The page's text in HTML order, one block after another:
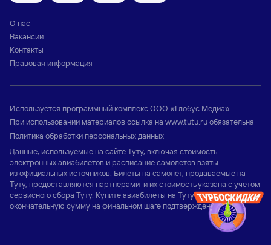
О нас
Вакансии
Контакты
Правовая информация
Используется программный комплексООО «Глобус Медиа»
При использовании материалов ссылка на www.tutu.ruобязательна
Политика обработки персональных данных
Данные, используемые на сайте Туту, включая стоимость
электронных авиабилетов и расписание самолетов взяты
из официальных источников. Билеты на самолет, продаваемые на
Туту, предоставляются партнерами и их стоимость указана с учетом
сервисного сбора Туту. Купите авиабилеты на Туту и узнайте
окончательную сумму на финальном шаге подтверждения заказа